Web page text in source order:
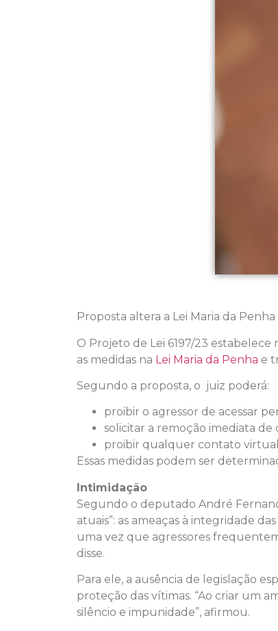
Proposta altera a Lei Maria da Penha
O Projeto de Lei 6197/23
as medidas na Lei Maria da Penha e
Segundo a proposta, o juiz poderá:
proibir o agressor de acessar
solicitar a remoção imediata
proibir qualquer contato virtual
Essas medidas podem ser
Intimidação
Segundo o deputado André
atuais”: as ameaças à integridade
uma vez que agressores
disse.
Para ele, a ausência de legislação
proteção das vítimas. “Ao criar um
silêncio e impunidade”, afirmou.